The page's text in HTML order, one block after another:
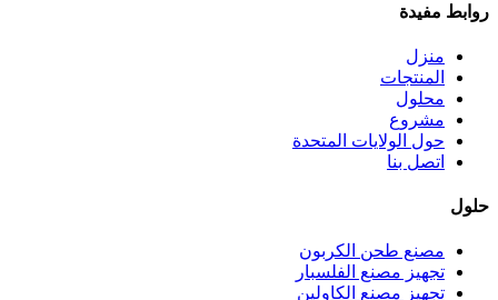
روابط مفيدة
منزل
المنتجات
محلول
مشروع
حول الولايات المتحدة
اتصل بنا
حلول
مصنع طحن الكربون
تجهيز مصنع الفلسبار
تجهيز مصنع الكاولين